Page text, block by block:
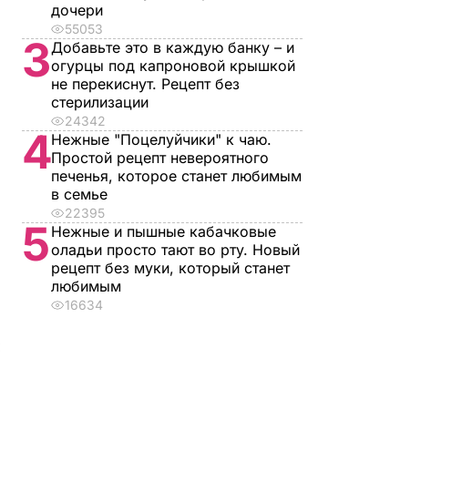
дочери
55053
3Добавьте это в каждую банку – и
огурцы под капроновой крышкой
не перекиснут. Рецепт без
стерилизации
24342
4Нежные "Поцелуйчики" к чаю.
Простой рецепт невероятного
печенья, которое станет любимым
в семье
22395
5 Нежные и пышные кабачковые
оладьи просто тают во рту. Новый
рецепт без муки, который станет
любимым
16634